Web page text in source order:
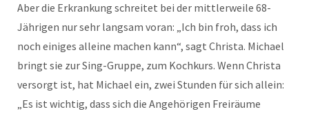
Aber die Erkrankung schreitet bei der mittlerweile 68-
Jährigen nur sehr langsam voran: „Ich bin froh, dass ich
noch einiges alleine machen kann“, sagt Christa. Michael
bringt sie zur Sing-Gruppe, zum Kochkurs. Wenn Christa
versorgt ist, hat Michael ein, zwei Stunden für sich allein:
„Es ist wichtig, dass sich die Angehörigen Freiräume